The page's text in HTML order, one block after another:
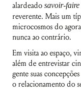
alardeadosavoir-
reverente. Mais um
microcosmos do
nunca ao contrário.
Em visita ao espaço,
além de entrevistar
gente suas
o relacionamento do